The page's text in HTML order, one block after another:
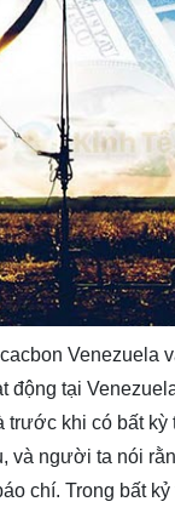
Venezuela
động tại
khi có bất kỳ
và người ta nói
chí. Trong bất